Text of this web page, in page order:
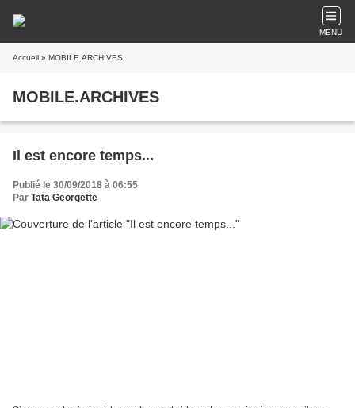
MENU
Accueil » MOBILE.ARCHIVES
MOBILE.ARCHIVES
Il est encore temps...
Publié le 30/09/2018 à 06:55
Par Tata Georgette